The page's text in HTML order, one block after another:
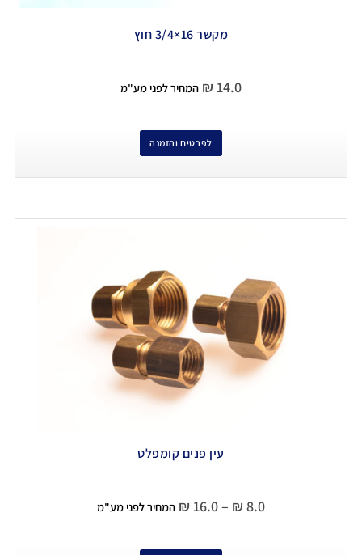
מקשר 16×3/4 חוץ
₪ 14.0 המחיר לפני מע"מ
לפרטים והזמנה
עין פנים קומפלט
₪ 8.0
–
₪ 16.0 המחיר לפני מע"מ